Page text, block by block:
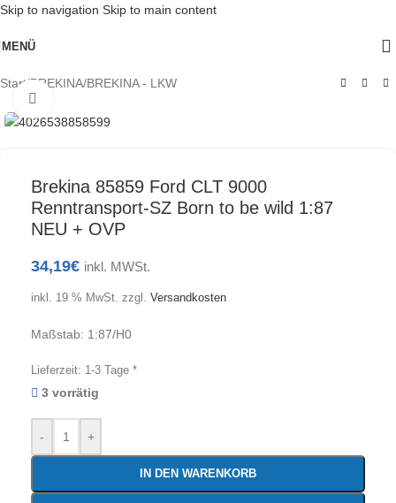
Skip to navigation Skip to main content
MENÜ
Start/BREKINA/BREKINA - LKW
Brekina 85859 Ford CLT 9000
Renntransport-SZ Born to be wild 1:87
NEU + OVP
34,19€ inkl. MWSt.
inkl. 19 % MwSt. zzgl. Versandkosten
Maßstab: 1:87/H0
Lieferzeit: 1-3 Tage *
3 vorrätig
- +
IN DEN WARENKORB